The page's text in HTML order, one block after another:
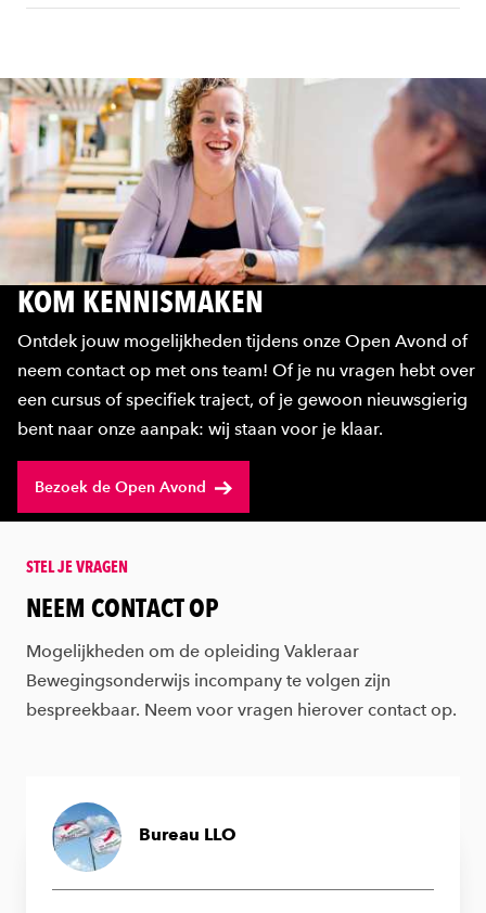
KOM KENNISMAKEN
Ontdek jouw mogelijkheden tijdens onze Open Avond of
neem contact op met ons team! Of je nu vragen hebt over
een cursus of specifiek traject, of je gewoon nieuwsgierig
bent naar onze aanpak: wij staan voor je klaar.
Bezoek de Open Avond
STEL JE VRAGEN
&amp;nbsp;
NEEM CONTACT OP
Mogelijkheden om de opleiding Vakleraar
Bewegingsonderwijs incompany te volgen zijn
bespreekbaar. Neem voor vragen hierover contact op.
Bureau LLO